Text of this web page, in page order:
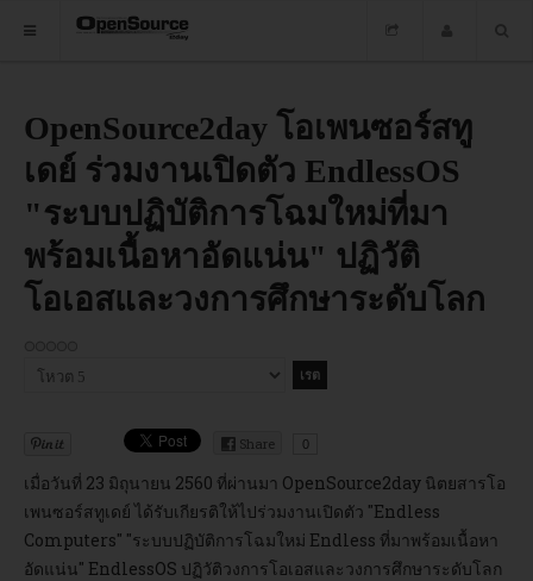
ซอฟต์แวร์
ข่าว
อบรม
DOWNLOAD
OpenSource2day โอเพนซอร์สทู
เดย์ ร่วมงานเปิดตัว EndlessOS
"ระบบปฏิบัติการโฉมใหม่ที่มา
พร้อมเนื้อหาอัดแน่น" ปฏิวัติ
โอเอสและวงการศึกษาระดับโลก
กรุณา
Share
0
เมื่อวันที่ 23 มิถุนายน 2560 ที่ผ่านมา OpenSource2day นิตยสารโอ
เพนซอร์สทูเดย์ ได้รับเกียรติให้ไปร่วมงานเปิดตัว "Endless
Computers" "ระบบปฏิบัติการโฉมใหม่ Endless ที่มาพร้อมเนื้อหา
อัดแน่น" EndlessOS ปฏิวัติวงการโอเอสและวงการศึกษาระดับโลก